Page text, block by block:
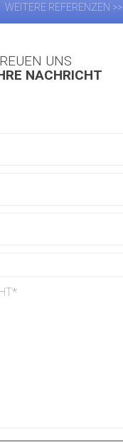
NOC
WEITERE REFERENZEN >>
UNS
NACHRICHT